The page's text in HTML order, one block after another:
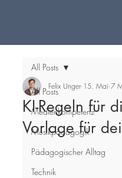
All Posts
Medienkompetenz
Musikpädagogik
Pädagogischer Alltag
Technik
All Posts
KI-Regeln für
Vorlage für
Felix Unger 15. Mai 7